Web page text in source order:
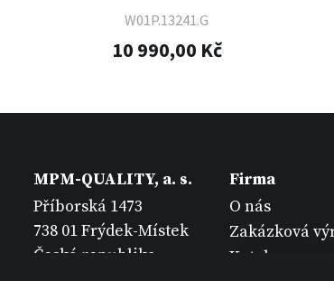
W01P.13241.G
10 990,00 Kč
MPM-QUALITY, a. s.
Příborská 1473
738 01 Frýdek-Místek
Česká republika
Firma
O nás
Zakázková
Katalogy